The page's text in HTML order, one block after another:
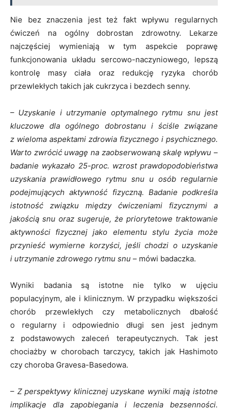
Nie bez znaczenia jest też fakt wpływu regularnych
ćwiczeń na ogólny dobrostan zdrowotny. Lekarze
najczęściej wymieniają w tym aspekcie poprawę
funkcjonowania układu sercowo-naczyniowego, lepszą
kontrolę masy ciała oraz redukcję ryzyka chorób
przewlekłych takich jak cukrzyca i bezdech senny.
– Uzyskanie i utrzymanie optymalnego rytmu snu jest
kluczowe dla ogólnego dobrostanu i ściśle związane
z wieloma aspektami zdrowia fizycznego i psychicznego.
Warto zwrócić uwagę na zaobserwowaną skalę wpływu –
badanie wykazało 25-proc. wzrost prawdopodobieństwa
uzyskania prawidłowego rytmu snu u osób regularnie
podejmujących aktywność fizyczną. Badanie podkreśla
istotność związku między ćwiczeniami fizycznymi a
jakością snu oraz sugeruje, że priorytetowe traktowanie
aktywności fizycznej jako elementu stylu życia może
przynieść wymierne korzyści, jeśli chodzi o uzyskanie
i utrzymanie zdrowego rytmu snu – mówi badaczka.
Wyniki badania są istotne nie tylko w ujęciu
populacyjnym, ale i klinicznym. W przypadku większości
chorób przewlekłych czy metabolicznych dbałość
o regularny i odpowiednio długi sen jest jednym
z podstawowych zaleceń terapeutycznych. Tak jest
chociażby w chorobach tarczycy, takich jak Hashimoto
czy choroba Gravesa-Basedowa.
– Z perspektywy klinicznej uzyskane wyniki mają istotne
implikacje dla zapobiegania i leczenia bezsenności.